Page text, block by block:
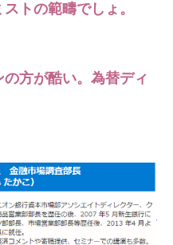
トの範疇でしょ。
方が酷い。為替ディ